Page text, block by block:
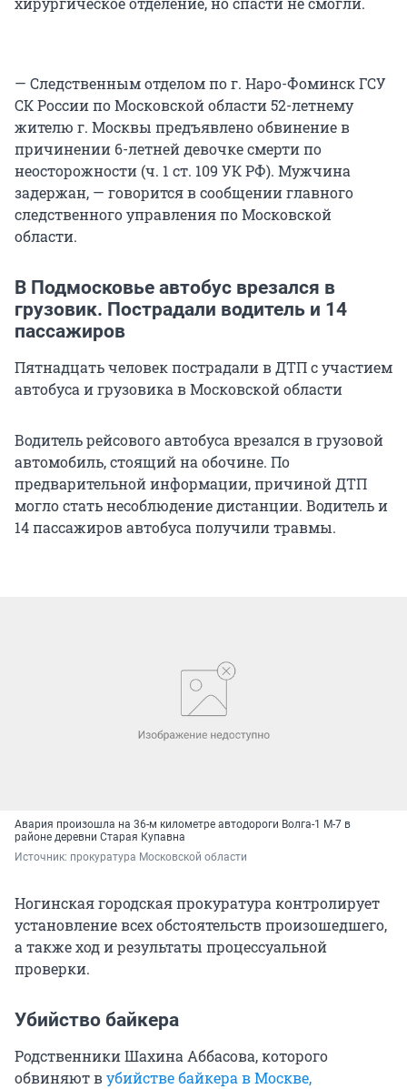
— Следственным отделом по г. Наро-Фоминск ГСУ
СК России по Московской области 52-летнему
жителю г. Москвы предъявлено обвинение в
причинении 6-летней девочке смерти по
неосторожности (ч. 1 ст. 109 УК РФ). Мужчина
задержан, — говорится в сообщении главного
следственного управления по Московской
области.
В Подмосковье автобус врезался в
грузовик. Пострадали водитель и 14
пассажиров
Пятнадцать человек пострадали в ДТП с участием
автобуса и грузовика в Московской области
Водитель рейсового автобуса врезался в грузовой
автомобиль, стоящий на обочине. По
предварительной информации, причиной ДТП
могло стать несоблюдение дистанции. Водитель и
14 пассажиров автобуса получили травмы.
Авария произошла на 36-м километре автодороги Волга-1 М-7 в
районе деревни Старая Купавна
Источник: прокуратура Московской области
Ногинская городская прокуратура контролирует
установление всех обстоятельств произошедшего,
а также ход и результаты процессуальной
проверки.
Убийство байкера
Родственники Шахина Аббасова, которого
обвиняют вубийстве байкера в Москве,